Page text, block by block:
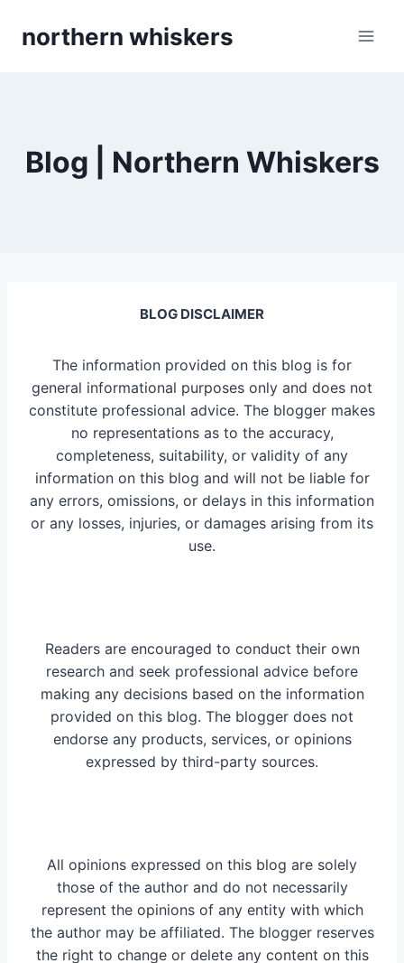
northern whiskers
Blog | Northern Whiskers
BLOG DISCLAIMER
The information provided on this blog is for
general informational purposes only and does not
constitute professional advice. The blogger makes
no representations as to the accuracy,
completeness, suitability, or validity of any
information on this blog and will not be liable for
any errors, omissions, or delays in this information
or any losses, injuries, or damages arising from its
use.
Readers are encouraged to conduct their own
research and seek professional advice before
making any decisions based on the information
provided on this blog. The blogger does not
endorse any products, services, or opinions
expressed by third-party sources.
All opinions expressed on this blog are solely
those of the author and do not necessarily
represent the opinions of any entity with which
the author may be affiliated. The blogger reserves
the right to change or delete any content on this